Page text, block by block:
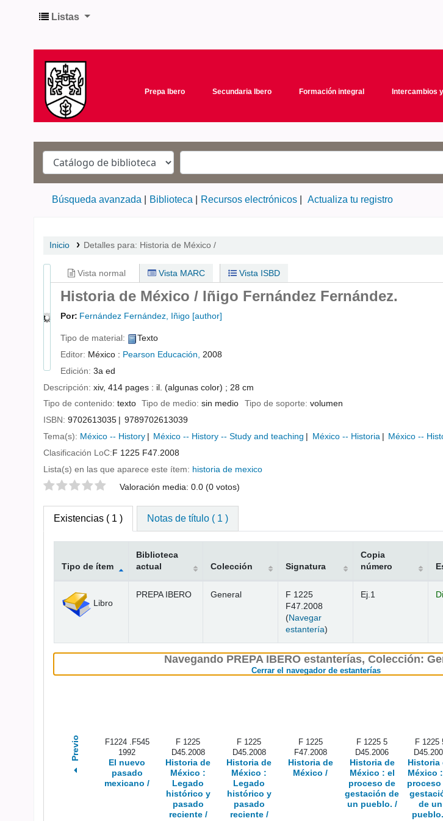
Listas
Prepa Ibero Secundaria Ibero Formación integral Intercambios
Búsqueda avanzada Biblioteca Recursos electrónicos Actualiza tu registro
Inicio Detalles para: Historia de México /
Vista normal Vista MARC Vista ISBD
Historia de México / Iñigo Fernández Fernández.
Por: Fernández Fernández, Iñigo [author]
Tipo de material:
Texto
Editor: México : Pearson Educación,
2008
Edición: 3a ed
Descripción: xiv, 414 pages : il. (algunas color) ; 28 cm
Tipo de contenido: texto Tipo de medio:sin medio Tipo de soporte: volumen
ISBN: 9702613035
9789702613039
Tema(s): México -- History México -- History -- Study and teaching México -- Historia
México --
Clasificación LoC: F 1225 F47.2008
Lista(s) en las que aparece este ítem: historia de mexico
Valoración Valoración media: 0.0 (0 votos)
Existencias ( 1 ) Notas de título ( 1 )
Tipo de ítem
Biblioteca
actual
Colección Signatura
Copia
número
Libro
PREPA IBERO General
F 1225
F47.2008
(Navegar
estantería(Abre debajo)
)
Ej.1
Navegando PREPA IBERO estanterías, Colección:
Cerrar el navegador de estanterías(Oculta el
Previo
F1224 .F545
1992
El nuevo
pasado
mexicano /
F 1225
D45.2008
Historia de
México :
Legado
histórico y
pasado
reciente /
F 1225
D45.2008
Historia de
México :
Legado
histórico y
pasado
reciente /
F 1225
F47.2008
Historia de
México /
F 1225 5
D45.2006
Historia de
México : el
proceso de
gestación de
un pueblo. /
F 1225
Historia
México :
proceso
de un